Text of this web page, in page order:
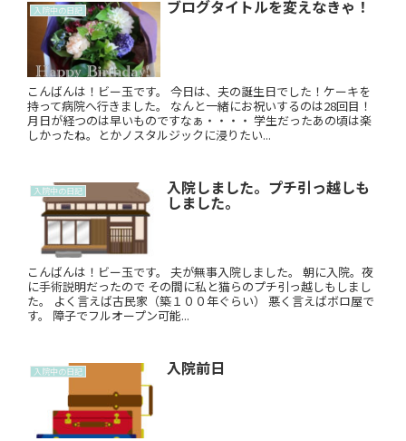
入院中の日記 ブログタイトルを変えなきゃ！
こんばんは！ビー玉です。 今日は、夫の誕生日でした！ケーキを
持って病院へ行きました。 なんと一緒にお祝いするのは28回目！
月日が経つのは早いものですなぁ・・・・ 学生だったあの頃は楽
しかったね。とかノスタルジックに浸りたい...
入院中の日記 入院しました。プチ引っ越しも
しました。
こんばんは！ビー玉です。 夫が無事入院しました。 朝に入院。夜
に手術説明だったので その間に私と猫らのプチ引っ越しもしまし
た。 よく言えば古民家（築１００年ぐらい） 悪く言えばボロ屋で
す。 障子でフルオープン可能...
入院中の日記 入院前日